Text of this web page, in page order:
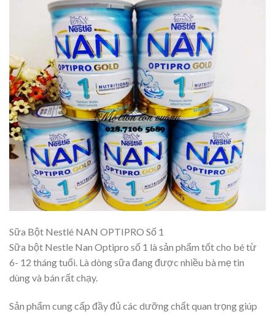
Sữa Bột Nestlé NAN OPTIPRO Số 1
Sữa bột Nestle Nan Optipro số 1 là sản phẩm tốt cho bé từ
6- 12 tháng tuổi. Là dòng sữa đang được nhiều bà mẹ tin
dùng và bán rất chạy.
Sản phẩm cung cấp đầy đủ các dưỡng chất quan trọng giúp